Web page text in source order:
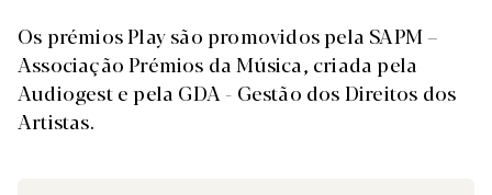
Os prémios Play são promovidos pela SAPM –
Associação Prémios da Música, criada pela
Audiogest e pela GDA - Gestão dos Direitos dos
Artistas.